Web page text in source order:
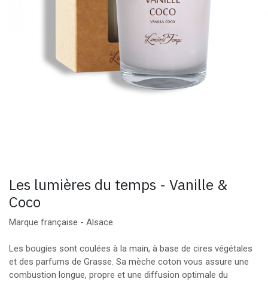
Les lumières du temps - Vanille &
Coco
Marque française - Alsace
Les bougies sont coulées à la main, à base de cires végétales
et des parfums de Grasse. Sa mèche coton vous assure une
combustion longue, propre et une diffusion optimale du